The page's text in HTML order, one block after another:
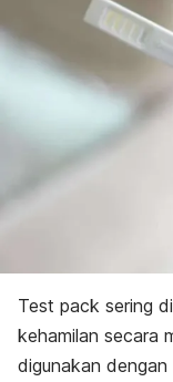
Test pack sering
kehamilan secara
digunakan